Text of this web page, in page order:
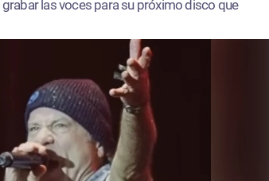
las voces para su próximo disco que